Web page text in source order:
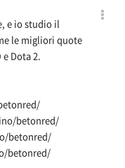
e io studio il
le migliori quote
Dota 2.
betonred/
betonred/
betonred/